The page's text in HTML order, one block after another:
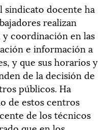
sindicato docente ha
realizan
coordinación en las
e información a
y que sus horarios y
de la decisión de
públicos. Ha
de estos centros
de los técnicos